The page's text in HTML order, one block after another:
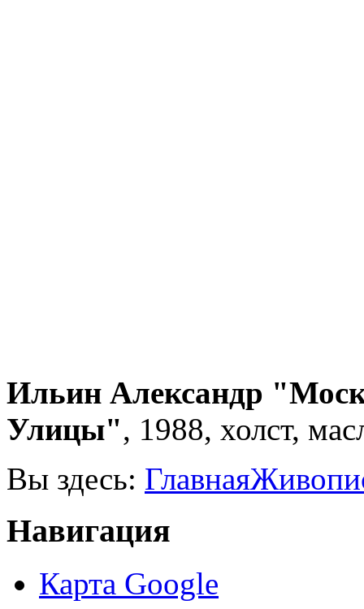
Ильин Александр
Улицы", 1988, холст,
Вы здесь: Главная
Навигация
Карта Google